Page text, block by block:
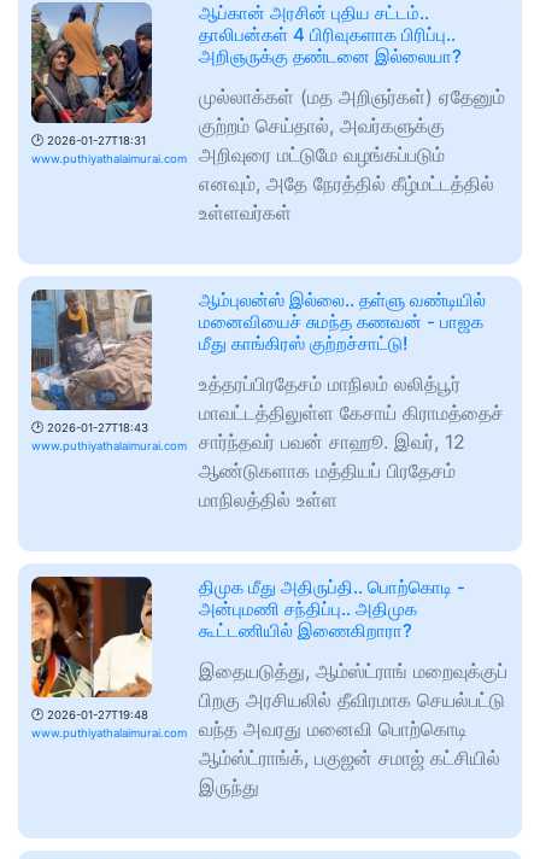
🕑 2026-01-27T18:31
www.puthiyathalaimurai.com
ஆப்கான் அரசின் புதிய சட்டம்..
தாலிபன்கள் 4 பிரிவுகளாக பிரிப்பு..
அறிஞருக்கு தண்டனை இல்லையா?
முல்லாக்கள் (மத அறிஞர்கள்) ஏதேனும்
குற்றம் செய்தால், அவர்களுக்கு
அறிவுரை மட்டுமே வழங்கப்படும்
எனவும், அதே நேரத்தில் கீழ்மட்டத்தில்
உள்ளவர்கள்
🕑 2026-01-27T18:43
www.puthiyathalaimurai.com
ஆம்புலன்ஸ் இல்லை.. தள்ளு வண்டியில்
மனைவியைச் சுமந்த கணவன் - பாஜக
மீது காங்கிரஸ் குற்றச்சாட்டு!
உத்தரப்பிரதேசம் மாநிலம் லலித்பூர்
மாவட்டத்திலுள்ள கேசாய் கிராமத்தைச்
சார்ந்தவர் பவன் சாஹூ. இவர், 12
ஆண்டுகளாக மத்தியப் பிரதேசம்
மாநிலத்தில் உள்ள
🕑 2026-01-27T19:48
www.puthiyathalaimurai.com
திமுக மீது அதிருப்தி.. பொற்கொடி -
அன்புமணி சந்திப்பு.. அதிமுக
கூட்டணியில் இணைகிறாரா?
இதையடுத்து, ஆம்ஸ்ட்ராங் மறைவுக்குப்
பிறகு அரசியலில் தீவிரமாக செயல்பட்டு
வந்த அவரது மனைவி பொற்கொடி
ஆம்ஸ்ட்ராங்க், பகுஜன் சமாஜ் கட்சியில்
இருந்து